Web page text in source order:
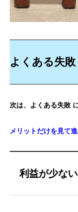
よくある失敗
次は、よくある失敗
メリットだけを見て
利益が少な